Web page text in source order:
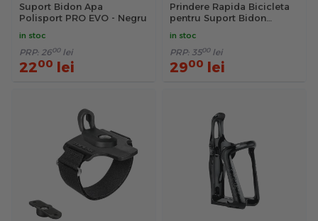
Suport Bidon Apa
Polisport PRO EVO - Negru
in stoc
PRP: 2600 lei
2200 lei
Prindere Rapida Bicicleta
pentru Suport Bidon
in stoc
PRP: 3500 lei
2900 lei